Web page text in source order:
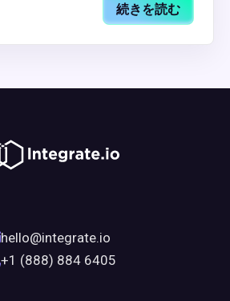
続きを読む
hello@integrate.io
+1 (888) 884 6405